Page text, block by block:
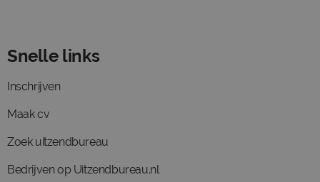
Snelle links
Inschrijven
Maak cv
Zoek uitzendbureau
Bedrijven op Uitzendbureau.nl